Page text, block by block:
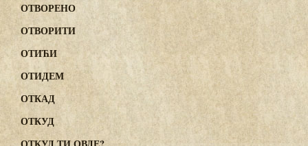
ОТВОРЕНО
ОТВОРИТИ
ОТИЋИ
ОТИДЕМ
ОТКАД
ОТКУД